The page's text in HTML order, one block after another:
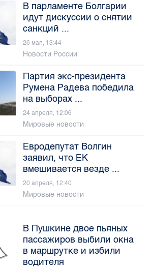
В парламенте Болгарии
идут дискуссии о снятии
санкций ...
26 мая, 13:44
Новости России
Партия экс-президента
Румена Радева победила
на выборах ...
24 апреля, 12:06
Мировые новости
Евродепутат Волгин
заявил, что ЕК
вмешивается везде ...
20 апреля, 12:40
Мировые новости
В Пушкине двое пьяных
пассажиров выбили окна
в маршрутке и избили
водителя